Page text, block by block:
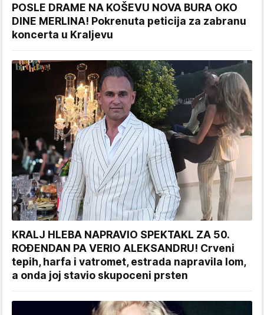
POSLE DRAME NA KOŠEVU NOVA BURA OKO
DINE MERLINA! Pokrenuta peticija za zabranu
koncerta u Kraljevu
KRALJ HLEBA NAPRAVIO SPEKTAKL ZA 50.
ROĐENDAN PA VERIO ALEKSANDRU! Crveni
tepih, harfa i vatromet, estrada napravila lom,
a onda joj stavio skupoceni prsten